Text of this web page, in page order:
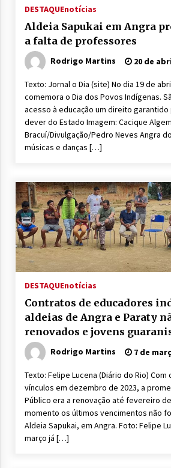
DESTAQUEnotícias
Aldeia Sapukai em Angra
a falta de professores
Rodrigo Martins 20 de
Texto: Jornal o Dia (site) No dia 19 de
comemora o Dia dos Povos Indígenas.
acesso à educação um direito garantido
dever do Estado Imagem: Cacique
Bracuí/Divulgação/Pedro Neves Angra
músicas e danças […]
DESTAQUEnotícias
Contratos de educadores
aldeias de Angra e Paraty
renovados e jovens
aulasRodrigo Martins 7 de
Texto: Felipe Lucena (Diário do Rio)
vínculos em dezembro de 2023, a
Público era a renovação até fevereiro
momento os últimos vencimentos não
Aldeia Sapukai, em Angra. Foto: Felipe
março já […]